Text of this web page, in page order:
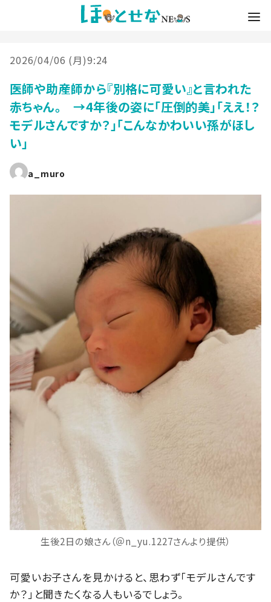
2026/04/06 (月)9:24
医師や助産師から『別格に可愛い』と言われた
赤ちゃん。 →4年後の姿に「圧倒的美」「ええ！？
モデルさんですか？」「こんなかわいい孫がほし
い」
a_muro
生後2日の娘さん（＠n_yu.1227さんより提供）
可愛いお子さんを見かけると、思わず「モデルさんです
か？」と聞きたくなる人もいるでしょう。